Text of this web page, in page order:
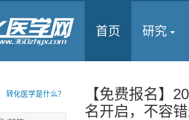
首页 研究
转化医学是什么？
【免费报名】
名开启，不容错